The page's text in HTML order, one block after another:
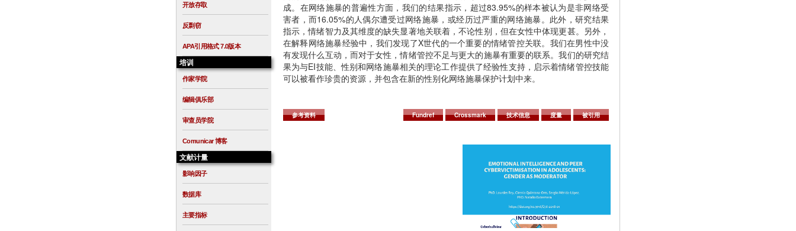
开放存取
反剽窃
APA引用格式 7.0版本
培训
作家学院
编辑俱乐部
审查员学院
Comunicar 博客
文献计量
影响因子
数据库
主要指标
成。在网络施暴的普遍性方面，我们的结果指示，超过83.95%的样本被认为是非网络受
害者，而16.05%的人偶尔遭受过网络施暴，或经历过严重的网络施暴。此外，研究结果
指示，情绪智力及其维度的缺失显著地关联着，不论性别，但在女性中体现更甚。另外，
在解释网络施暴经验中，我们发现了X世代的一个重要的情绪管控关联。我们在男性中没
有发现什么互动，而对于女性，情绪管控不足与更大的施暴有重要的联系。我们的研究结
果为与EI技能、性别和网络施暴相关的理论工作提供了经验性支持，启示着情绪管控技能
可以被看作珍贵的资源，并包含在新的性别化网络施暴保护计划中来。
参考资料 Fundref Crossmark 技术信息 度量 被引用